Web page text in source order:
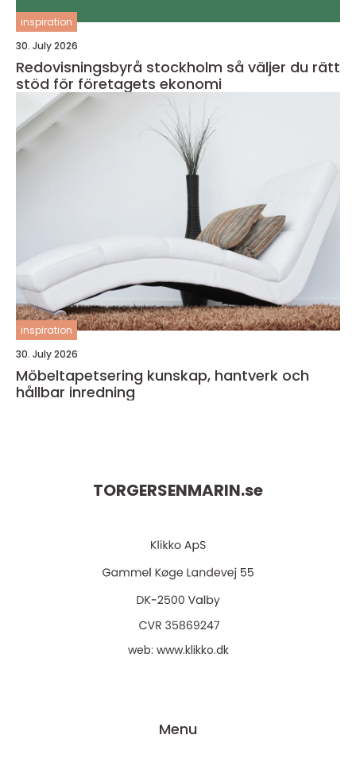
inspiration
30. July 2026
Redovisningsbyrå stockholm så väljer du rätt
stöd för företagets ekonomi
inspiration
30. July 2026
Möbeltapetsering kunskap, hantverk och
hållbar inredning
TORGERSENMARIN.se
web: www.klikko.dk
Menu